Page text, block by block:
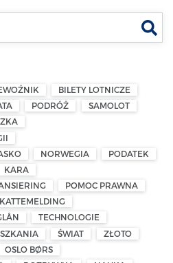
BILETY LOTNICZE
PODRÓŻ
SAMOLOT
NORWEGIA
PODATEK
KARA
POMOC PRAWNA
TECHNOLOGIE
ŚWIAT
ZŁOTO
OSLO BØRS